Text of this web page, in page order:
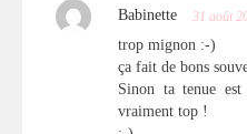
Babinette 31 août
trop mignon :-)
ça fait de bons
Sinon ta tenue
vraiment top !